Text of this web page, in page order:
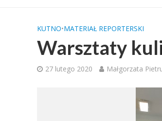
KUTNO•MATERIAŁ REPORTERSKI
Warsztaty
27 lutego 2020 Małgorzata